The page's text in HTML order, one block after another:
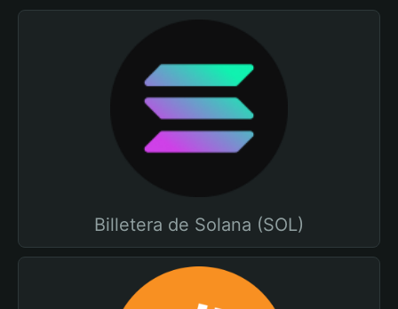
Billetera de Solana (SOL)